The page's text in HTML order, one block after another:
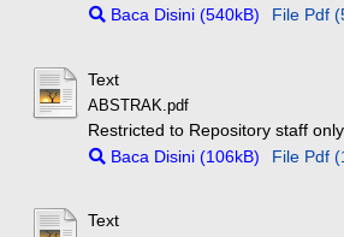
Baca Disini (540kB)
File Pdf
Text
ABSTRAK.pdf
Restricted to Repository staff only
Baca Disini (106kB)
File Pdf
Text